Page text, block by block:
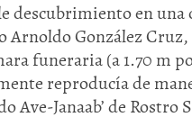
descubrimiento en
Arnoldo González
funeraria (a 1.70 m
reproducía de
Ave-Janaab’ de